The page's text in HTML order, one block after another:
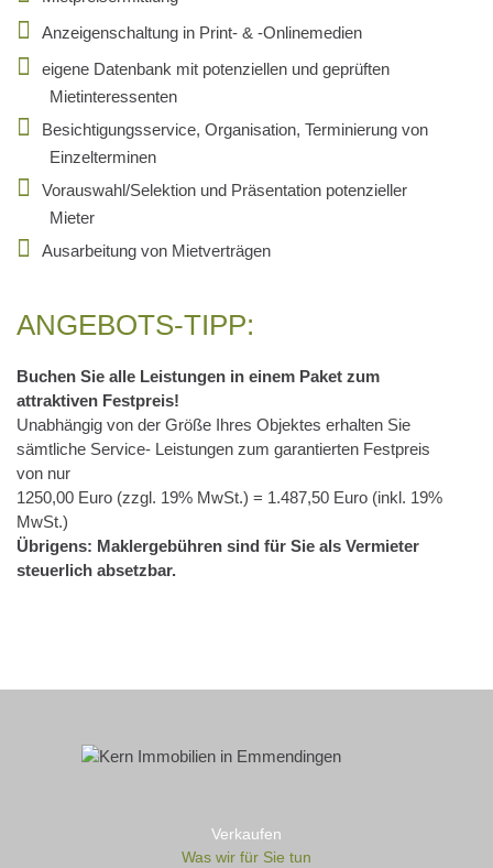
Anzeigenschaltung in Print- & -Onlinemedien
eigene Datenbank mit potenziellen und geprüften
Mietinteressenten
Besichtigungsservice, Organisation, Terminierung von
Einzelterminen
Vorauswahl/Selektion und Präsentation potenzieller
Mieter
Ausarbeitung von Mietverträgen
ANGEBOTS-TIPP:
Buchen Sie alle Leistungen in einem Paket zum
attraktiven Festpreis!
Unabhängig von der Größe Ihres Objektes erhalten Sie
sämtliche Service- Leistungen zum garantierten Festpreis
von nur
1250,00 Euro (zzgl. 19% MwSt.) = 1.487,50 Euro (inkl. 19%
MwSt.)
Übrigens: Maklergebühren sind für Sie als Vermieter
steuerlich absetzbar.
Verkaufen
Was wir für Sie tun